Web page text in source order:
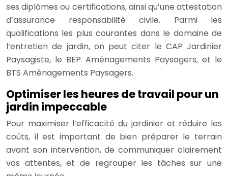
ses diplômes ou certifications, ainsi qu’une attestation
d’assurance responsabilité civile. Parmi les
qualifications les plus courantes dans le domaine de
l’entretien de jardin, on peut citer le CAP Jardinier
Paysagiste, le BEP Aménagements Paysagers, et le
BTS Aménagements Paysagers.
Optimiser les heures de travail pour un
jardin impeccable
Pour maximiser l’efficacité du jardinier et réduire les
coûts, il est important de bien préparer le terrain
avant son intervention, de communiquer clairement
vos attentes, et de regrouper les tâches sur une